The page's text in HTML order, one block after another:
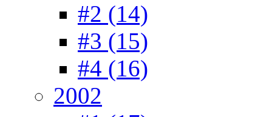
#2 (14)
#3 (15)
#4 (16)
2002